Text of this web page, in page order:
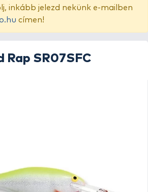
inkább jelezd nekünk e-mailben
címen!
Rap SR07SFC